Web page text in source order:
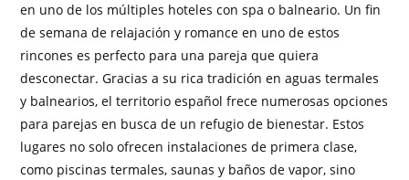
en uno de los múltiples hoteles con spa o balneario. Un fin
de semana de relajación y romance en uno de estos
rincones es perfecto para una pareja que quiera
desconectar. Gracias a su rica tradición en aguas termales
y balnearios, el territorio español frece numerosas opciones
para parejas en busca de un refugio de bienestar. Estos
lugares no solo ofrecen instalaciones de primera clase,
como piscinas termales, saunas y baños de vapor, sino